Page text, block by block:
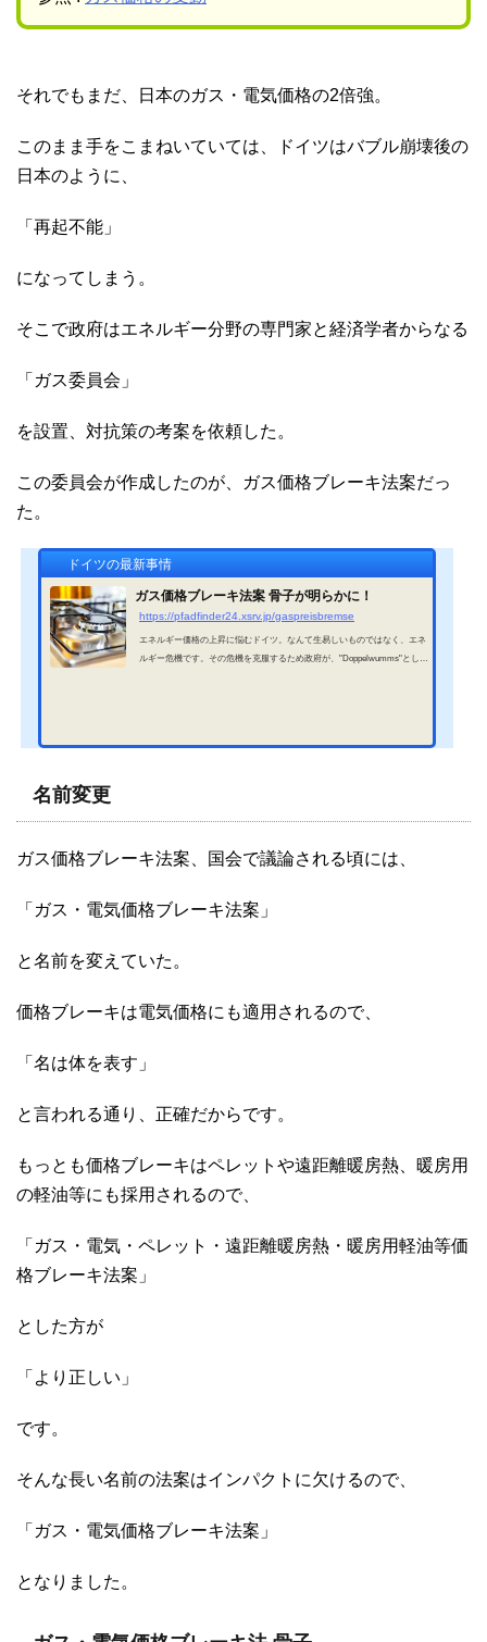
それでもまだ、日本のガス・電気価格の2倍強。
このまま手をこまねいていては、ドイツはバブル崩壊後の
日本のように、
「再起不能」
になってしまう。
そこで政府はエネルギー分野の専門家と経済学者からなる
「ガス委員会」
を設置、対抗策の考案を依頼した。
この委員会が作成したのが、ガス価格ブレーキ法案だっ
た。
ドイツの最新事情
ガス価格ブレーキ法案 骨子が明らかに！
https://pfadfinder24.xsrv.jp/gaspreisbremse
エネルギー価格の上昇に悩むドイツ。なんて生易しいものではなく、エネ
ルギー危機です。その危機を克服するため政府が、"Doppelwumms"として
使われる。その大きな衝突 & 爆発音が2回続くので、&q...
名前変更
ガス価格ブレーキ法案、国会で議論される頃には、
「ガス・電気価格ブレーキ法案」
と名前を変えていた。
価格ブレーキは電気価格にも適用されるので、
「名は体を表す」
と言われる通り、正確だからです。
もっとも価格ブレーキはペレットや遠距離暖房熱、暖房用
の軽油等にも採用されるので、
「ガス・電気・ペレット・遠距離暖房熱・暖房用軽油等価
格ブレーキ法案」
とした方が
「より正しい」
です。
そんな長い名前の法案はインパクトに欠けるので、
「ガス・電気価格ブレーキ法案」
となりました。